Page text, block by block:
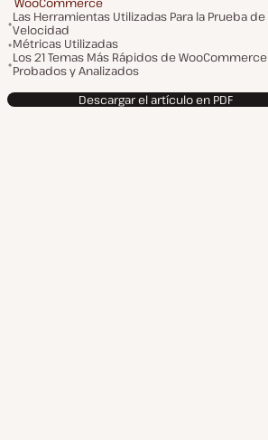
Las Herramientas Utilizadas Para la Prueba de
Velocidad
Métricas Utilizadas
Los 21 Temas Más Rápidos de WooCommerce
Probados y Analizados
Descargar el artículo en PDF